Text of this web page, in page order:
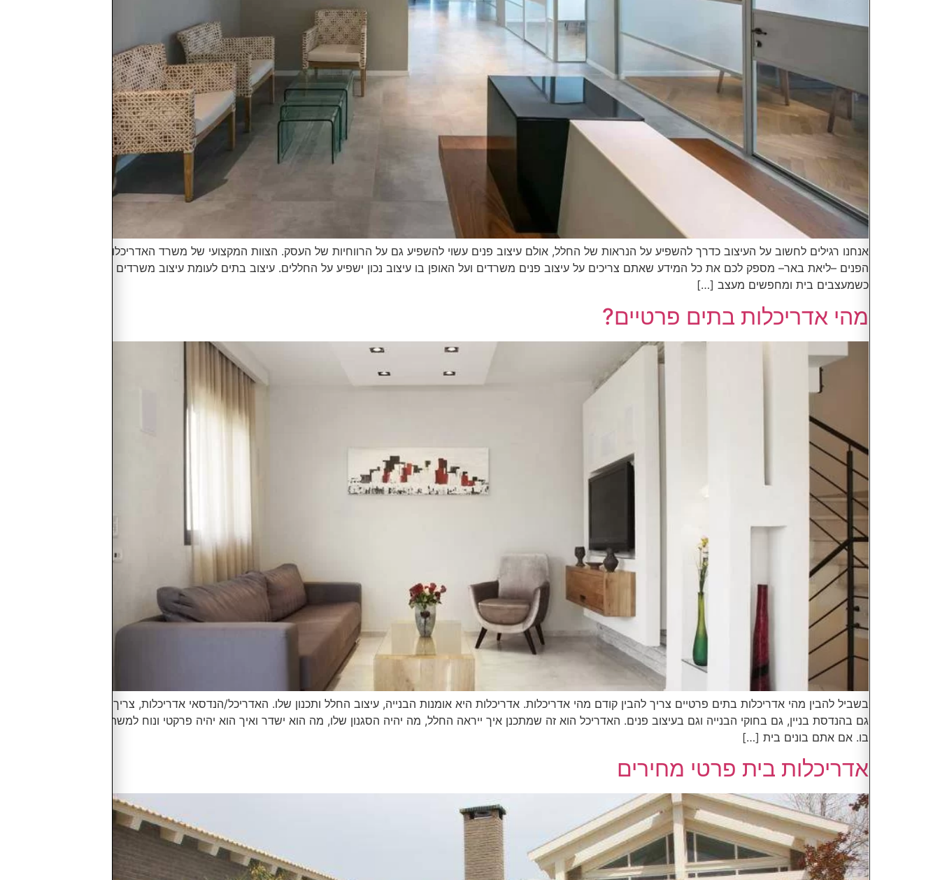
אנחנו רגילים לחשוב על העיצוב כדרך להשפיע על הנראות של החלל, אולם עיצוב פנים עשוי להשפיע גם על הרווחיות של העסק. הצוות המקצועי של משרד האדריכלות ועיצוב
הפנים –ליאת באר– מספק לכם את כל המידע שאתם צריכים על עיצוב פנים משרדים ועל האופן בו עיצוב נכון ישפיע על החללים. עיצוב בתים לעומת עיצוב משרדים
כשמעצבים בית ומחפשים מעצב […]
מהי אדריכלות בתים פרטיים?
בשביל להבין מהי אדריכלות בתים פרטיים צריך להבין קודם מהי אדריכלות. אדריכלות היא אומנות הבנייה, עיצוב החלל ותכנון שלו. האדריכל/הנדסאי אדריכלות, צריך להבין
גם בהנדסת בניין, גם בחוקי הבנייה וגם בעיצוב פנים. האדריכל הוא זה שמתכנן איך ייראה החלל, מה יהיה הסגנון שלו, מה הוא ישדר ואיך הוא יהיה פרקטי ונוח למשתמשים
בו. אם אתם בונים בית […]
אדריכלות בית פרטי מחירים